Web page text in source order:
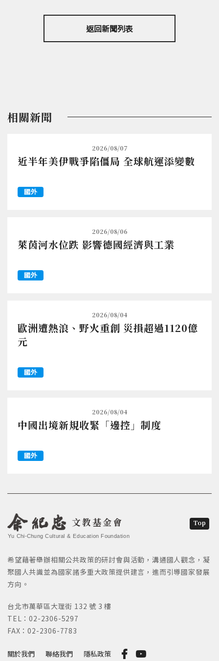
返回新聞列表
相關新聞
2026/08/07
近半年美伊戰爭陷僵局 全球航運添變數
國外
2026/08/06
萊茵河水位跌 影響德國經濟與工業
國外
2026/08/04
歐洲遭熱浪、野火重創 災損超過1120億
元
國外
2026/08/04
中國出境新規收緊「邊控」制度
國外
文教基金會
Yu Chi-Chung Cultural & Education Foundation
關於我們 聯絡我們 隱私政策
希望藉著舉辦相關公共政策的研討會與活動，溝通國人觀念，凝
聚國人共識並為國家諸多重大政策提供建言，進而引導國家發展
方向。
台北市萬華區大理街 132 號 3 樓
TEL：02-2306-5297
FAX：02-2306-7783
Top